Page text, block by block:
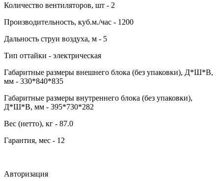
Количество вентиляторов, шт - 2
Производительность, куб.м./час - 1200
Дальность струи воздуха, м - 5
Тип оттайки - электрическая
Габаритные размеры внешнего блока (без упаковки), Д*Ш*В,
мм - 330*840*835
Габаритные размеры внутреннего блока (без упаковки),
Д*Ш*В, мм - 395*730*282
Вес (нетто), кг - 87.0
Гарантия, мес - 12
Авторизация